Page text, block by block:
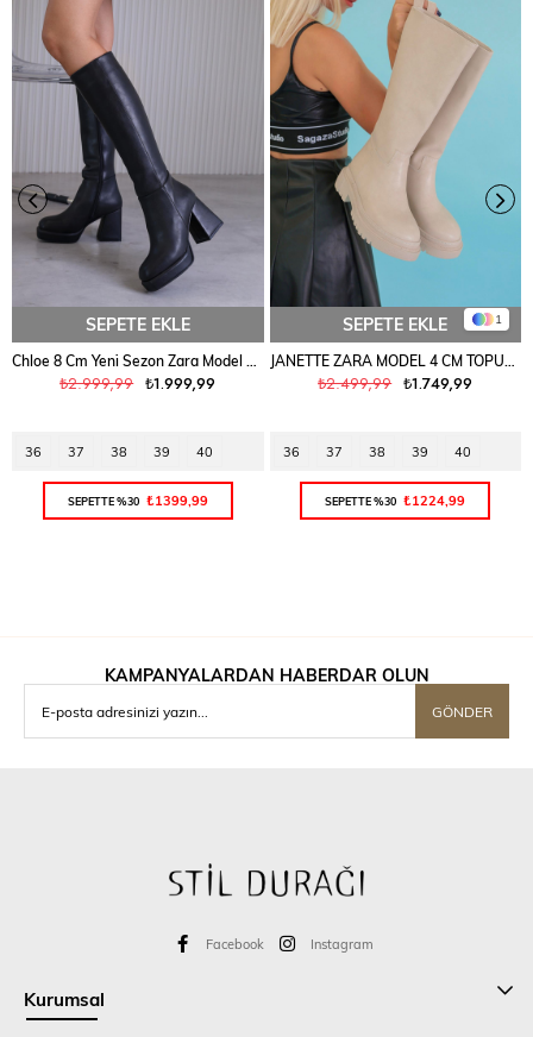
SEPETE EKLE
₺1.999,99
₺2.999,99
36 37 38 39 40
SEPETTE %30 ₺1399,99
1
SEPETE EKLE
₺1.749,99
₺2.499,99
36 37 38 39 40
SEPETTE %30 ₺1224,99
KAMPANYALARDAN HABERDAR OLUN
GÖNDER
Facebook Instagram
Kurumsal